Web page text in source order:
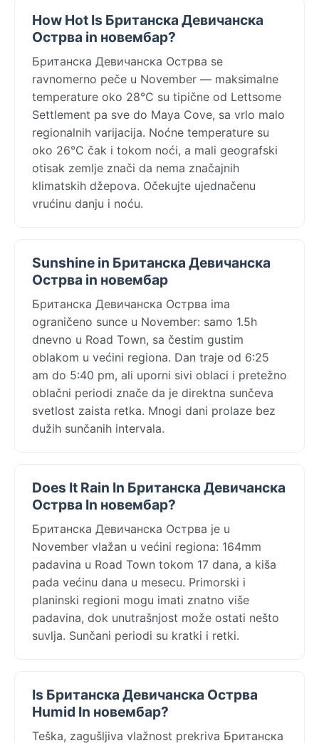
How Hot Is Британска Девичанска
Острва in новембар?
Британска Девичанска Острва se
ravnomerno peče u November — maksimalne
temperature oko 28°C su tipične od Lettsome
Settlement pa sve do Maya Cove, sa vrlo malo
regionalnih varijacija. Noćne temperature su
oko 26°C čak i tokom noći, a mali geografski
otisak zemlje znači da nema značajnih
klimatskih džepova. Očekujte ujednačenu
vrućinu danju i noću.
Sunshine in Британска Девичанска
Острва in новембар
Британска Девичанска Острва ima
ograničeno sunce u November: samo 1.5h
dnevno u Road Town, sa čestim gustim
oblakom u većini regiona. Dan traje od 6:25
am do 5:40 pm, ali uporni sivi oblaci i pretežno
oblačni periodi znače da je direktna sunčeva
svetlost zaista retka. Mnogi dani prolaze bez
dužih sunčanih intervala.
Does It Rain In Британска Девичанска
Острва In новембар?
Британска Девичанска Острва je u
November vlažan u većini regiona: 164mm
padavina u Road Town tokom 17 dana, a kiša
pada većinu dana u mesecu. Primorski i
planinski regioni mogu imati znatno više
padavina, dok unutrašnjost može ostati nešto
suvlja. Sunčani periodi su kratki i retki.
Is Британска Девичанска Острва
Humid In новембар?
Teška, zagušljiva vlažnost prekriva Британска